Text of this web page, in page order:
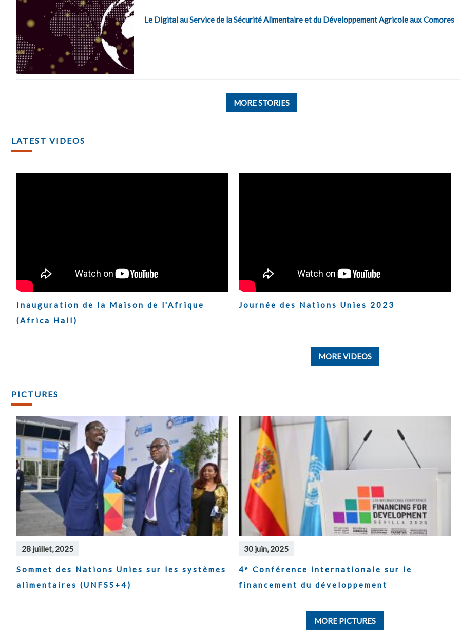
Le Digital au Service de la Sécurité Alimentaire et du Développement Agricole aux Comores
MORE STORIES
LATEST VIDEOS
Inauguration de la Maison de l'Afrique
(Africa Hall)
Journée des Nations Unies 2023
MORE VIDEOS
PICTURES
28 juillet, 2025
Sommet des Nations Unies sur les systèmes
alimentaires (UNFSS+4)
30 juin, 2025
4ᵉ Conférence internationale sur le
financement du développement
MORE PICTURES